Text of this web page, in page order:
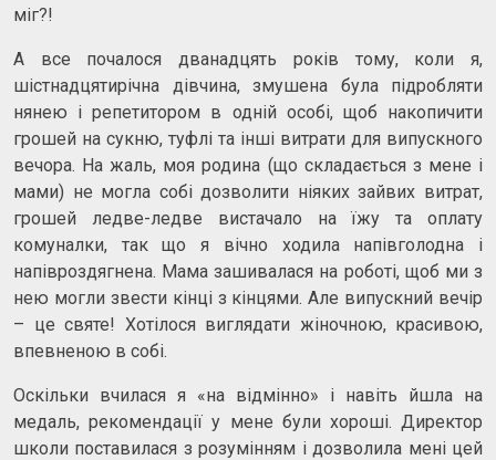
міг?!
А все почалося дванадцять років тому, коли я,
шістнадцятирічна дівчина, змушена була підробляти
нянею і репетитором в одній особі, щоб накопичити
грошей на сукню, туфлі та інші витрати для випускного
вечора. На жаль, моя родина (що складається з мене і
мами) не могла собі дозволити ніяких зайвих витрат,
грошей ледве-ледве вистачало на їжу та оплату
комуналки, так що я вічно ходила напівголодна і
напівроздягнена. Мама зашивалася на роботі, щоб ми з
нею могли звести кінці з кінцями. Але випускний вечір
– це святе! Хотілося виглядати жіночною, красивою,
впевненою в собі.
Оскільки вчилася я «на відмінно» і навіть йшла на
медаль, рекомендації у мене були хороші. Директор
школи поставилася з розумінням і дозволила мені цей